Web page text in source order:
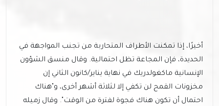
أخيرًا، إذا تمكنت الأطراف المتحاربة من تجنب المواجهة في
الحديدة، فإن المجاعة تظل احتمالية. وقال منسق الشؤون
الإنسانية ماكغولدريك في نهاية يناير/كانون الثاني إن
مخزونات القمح لن تكفي إلا لثلاثة أشهر أخرى، و"هناك
احتمال أن تكون هناك فجوة لفترة من الوقت". وقال زميله